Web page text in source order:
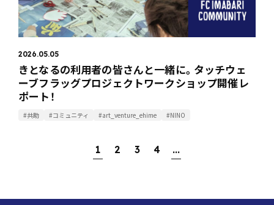
2026.05.05
きとなるの利用者の皆さんと一緒に。タッチウェ
ーブフラッグプロジェクトワークショップ開催レ
ポート！
#共助 #コミュニティ #art_venture_ehime #NINO
1 2 3 4 ...